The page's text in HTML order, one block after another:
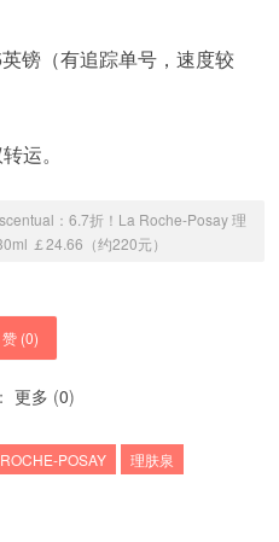
镑（有追踪单号，速度较
运。
：6.7折！La Roche-Posay 理
￡24.66（约220元）
赞 (0)
更多 (0)
POSAY 理肤泉